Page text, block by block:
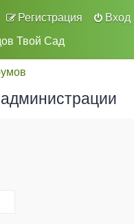
Вход
Регистрация
Твой Сад